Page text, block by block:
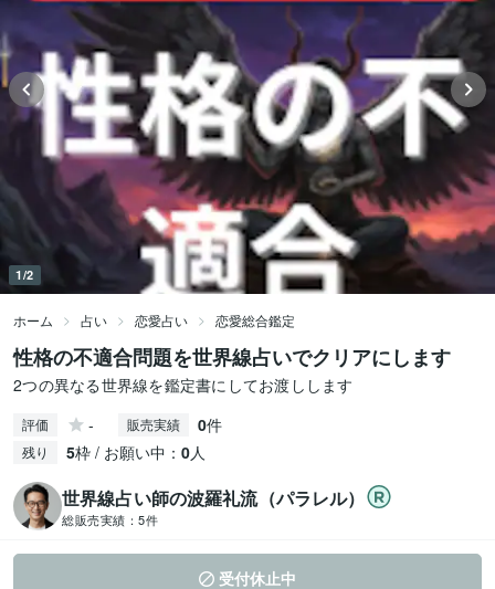
1/2
ホーム 占い 恋愛占い 恋愛総合鑑定
性格の不適合問題を世界線占いでクリアにします
2つの異なる世界線を鑑定書にしてお渡しします
評価 - 販売実績 0件
残り 5枠 / お願い中： 0人
世界線占い師の波羅礼流（パラレル）
総販売実績： 5件
受付休止中